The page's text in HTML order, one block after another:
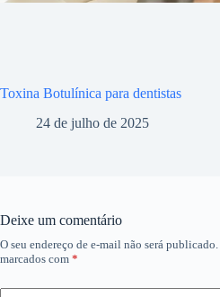
Toxina Botulínica para dentistas
24 de julho de 2025
Deixe um comentário
O seu endereço de e-mail não será publicado.
marcados com *